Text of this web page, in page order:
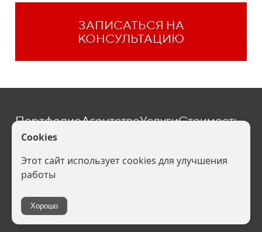
ЗАПИСАТЬСЯ НА
КОНСУЛЬТАЦИЮ
ПортфолиоАгентствоУслугиСтоимость
БлогКонтакты
2007-2026 гг.
обрабатываются на сайте в целях его функционирования, если Вы не
согласны, то Вы должны покинуть сайт. В противном случае это будет
являться согласием на обработку Ваших персональных данных.